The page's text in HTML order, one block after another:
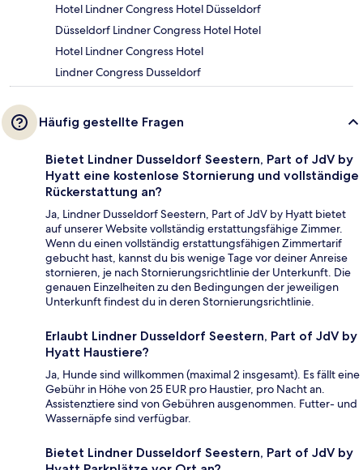
Hotel Lindner Congress Hotel Düsseldorf
Düsseldorf Lindner Congress Hotel Hotel
Hotel Lindner Congress Hotel
Lindner Congress Dusseldorf
Häufig gestellte Fragen
Bietet Lindner Dusseldorf Seestern, Part of JdV by
Hyatt eine kostenlose Stornierung und vollständige
Rückerstattung an?
Ja, Lindner Dusseldorf Seestern, Part of JdV by Hyatt bietet
auf unserer Website vollständig erstattungsfähige Zimmer.
Wenn du einen vollständig erstattungsfähigen Zimmertarif
gebucht hast, kannst du bis wenige Tage vor deiner Anreise
stornieren, je nach Stornierungsrichtlinie der Unterkunft. Die
genauen Einzelheiten zu den Bedingungen der jeweiligen
Unterkunft findest du in deren Stornierungsrichtlinie.
Erlaubt Lindner Dusseldorf Seestern, Part of JdV by
Hyatt Haustiere?
Ja, Hunde sind willkommen (maximal 2 insgesamt). Es fällt eine
Gebühr in Höhe von 25 EUR pro Haustier, pro Nacht an.
Assistenztiere sind von Gebühren ausgenommen. Futter- und
Wassernäpfe sind verfügbar.
Bietet Lindner Dusseldorf Seestern, Part of JdV by